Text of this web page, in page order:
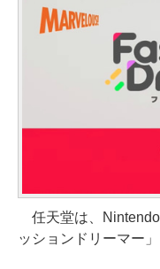
任天堂は、
ッションドリーマー